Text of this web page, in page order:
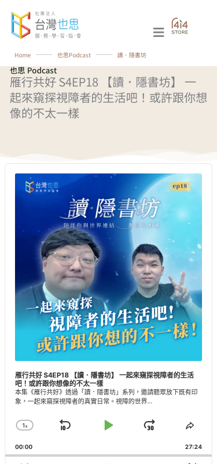
Main
Home ⸻ 也思Podcast ⸻ 讀．隱書坊
也思 Podcast
雁行共好 S4EP18 【讀．隱書坊】 一
起來窺探視障者的生活吧！或許跟你想
像的不太一樣
Audio
Player
雁行共好 S4EP18 【讀．隱書坊】 一起來窺探視障者的生活
吧！或許跟你想像的不太一樣
本集《雁行共好》透過「讀．隱書坊」系列，邀請聽眾放下既有印
象，一起來窺探視障者的真實日常。視障的世界…
Change
Rate
1X
Skip
Play
Jump
Forward
Share
00:00 27:24